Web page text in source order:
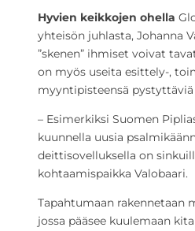
Hyvien keikkojen ohella
yhteisön juhlasta, Johanna
”skenen” ihmiset voivat
on myös useita esittely-,
myyntipisteensä
– Esimerkiksi Suomen
kuunnella uusia
deittisovelluksella on
kohtaamispaikka Valobaari.
Tapahtumaan rakennetaan
jossa pääsee kuulemaan